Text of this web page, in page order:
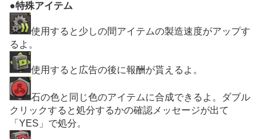
●特殊アイテム
使用すると少しの間アイテムの製造速度がアップす
るよ。
使用すると広告の後に報酬が貰えるよ。
石の色と同じ色のアイテムに合成できるよ。ダブル
クリックすると処分するかの確認メッセージが出て
「YES」で処分。